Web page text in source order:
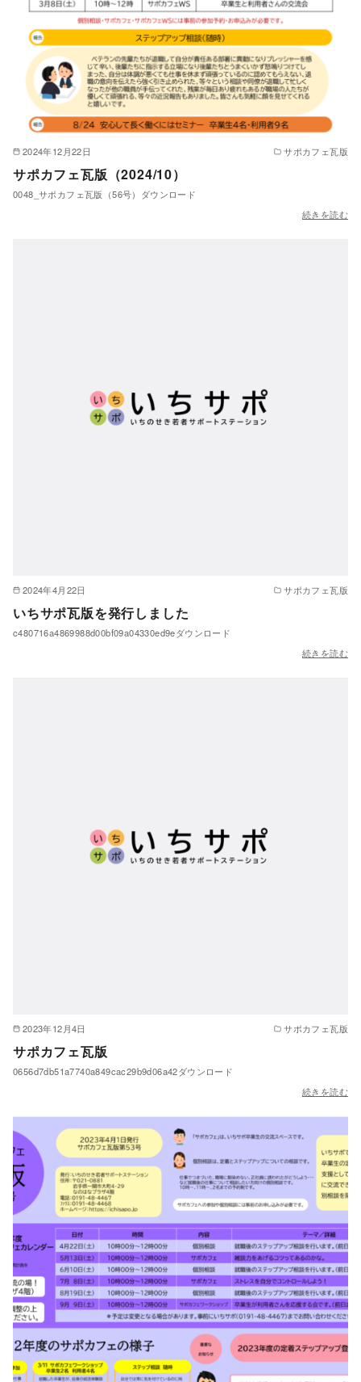
2024年12月22日 サポカフェ瓦版
サポカフェ瓦版（2024/10）
0048_サポカフェ瓦版（56号）ダウンロード
続きを読む
2024年4月22日 サポカフェ瓦版
いちサポ瓦版を発行しました
c480716a4869988d00bf09a04330ed9eダウンロード
続きを読む
2023年12月4日 サポカフェ瓦版
サポカフェ瓦版
0656d7db51a7740a849cac29b9d06a42ダウンロード
続きを読む